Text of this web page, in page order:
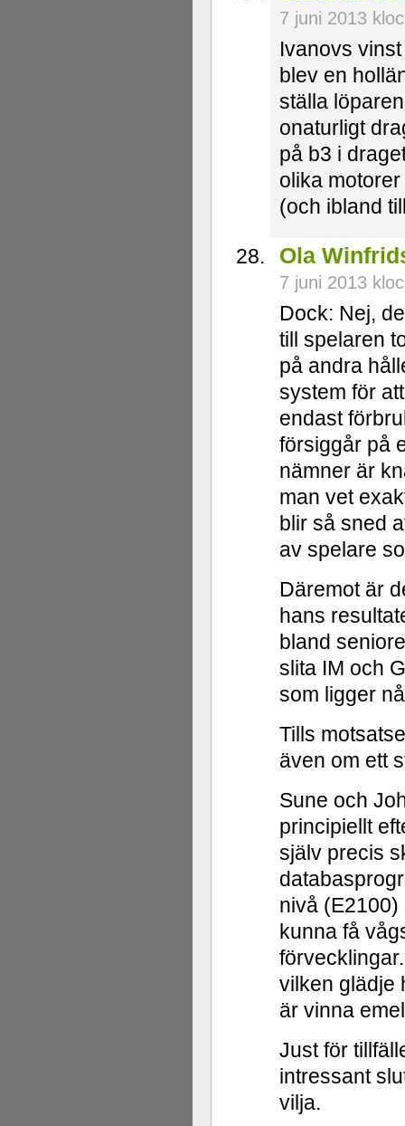
7 juni 2013
Ivanovs
blev en
ställa
onaturligt
på b3 i
olika
(och ibland
Ola
7 juni 2013
Dock: Nej,
till spelaren
på andra
system för
endast
försiggår på
nämner är
man vet
blir så sned
av spelare
Däremot är
hans
bland
slita IM och
som ligger
Tills
även om ett
Sune och
principiellt
själv precis
nivå
kunna få
vilken glädje
är vinna
Just för
intressant
vilja.